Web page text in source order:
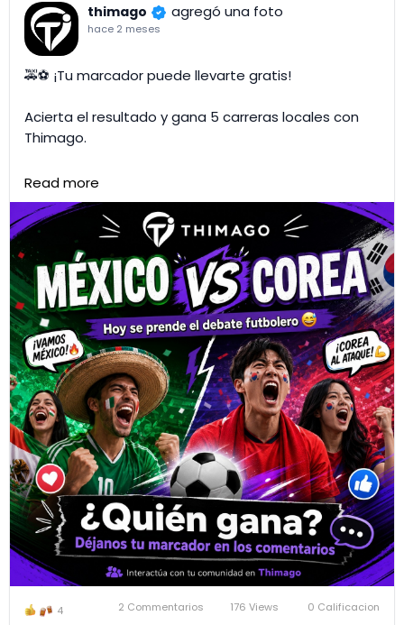
thimago agregó una foto
hace 2 meses
🚕⚽ ¡Tu marcador puede llevarte gratis!
Acierta el resultado y gana 5 carreras locales con
Thimago.
⏳ Comenta antes de que empiece el partido.
🎁 Premio reclamable después de las fiestas de san
pedro.
¿Quién se la juega? 👀🔥
Read more
4 2 Commentarios 176 Views 0 Calificacion